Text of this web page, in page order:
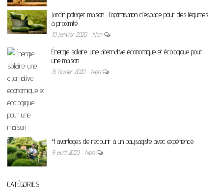
Jardin potager maison : l’optimisation d’espace pour des légumes
à proximité
10 janvier 2020 Non
Énergie solaire: une alternative économique et écologique pour
une maison
15 février 2020 Non
4 avantages de recourir à un paysagiste avec expérience
9 avril 2020 Non
CATÉGORIES